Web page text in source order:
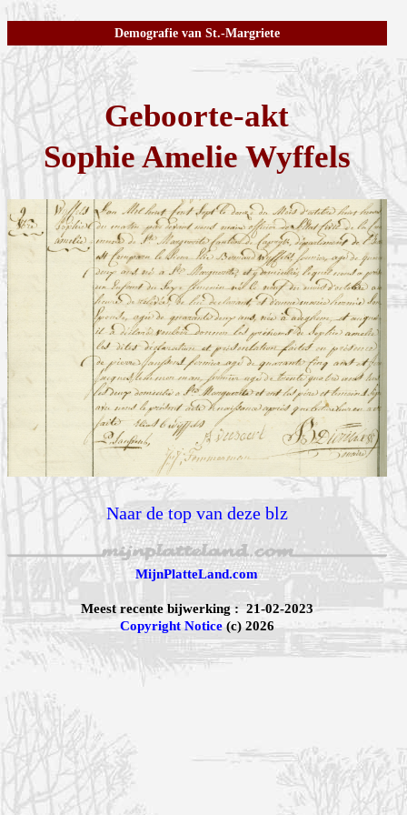
Demografie van St.-Margriete
Geboorte-akt
Sophie Amelie Wyffels
Naar de top van deze blz
MijnPlatteLand.com
Meest recente bijwerking : 21-02-2023
Copyright Notice(c) 2026